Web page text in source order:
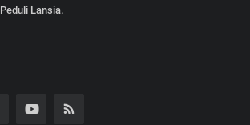
Peduli Lansia.